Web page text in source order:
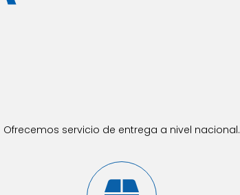
Ofrecemos servicio de entrega a nivel nacional.